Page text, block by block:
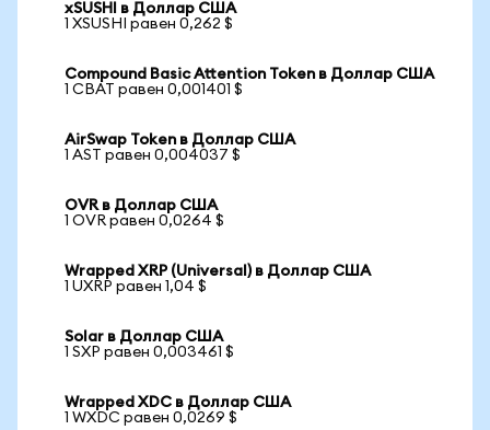
xSUSHI в Доллар США
1 XSUSHI равен 0,262 $
Compound Basic Attention Token в Доллар США
1 CBAT равен 0,001401 $
AirSwap Token в Доллар США
1 AST равен 0,004037 $
OVR в Доллар США
1 OVR равен 0,0264 $
Wrapped XRP (Universal) в Доллар США
1 UXRP равен 1,04 $
Solar в Доллар США
1 SXP равен 0,003461 $
Wrapped XDC в Доллар США
1 WXDC равен 0,0269 $